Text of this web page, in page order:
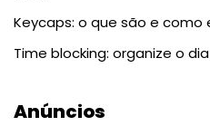
Keycaps: o que são e como
Time blocking: organize o
Anúncios